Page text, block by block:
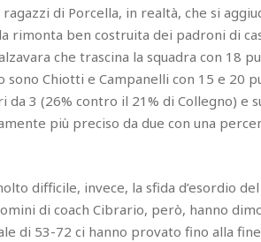
di Porcella, in realtà, che si
rimonta ben costruita dei padroni di
che trascina la squadra con 18
sono Chiotti e Campanelli con 15 e 20
da 3 (26% contro il 21% di Collegno) e
più preciso da due con una
difficile, invece, la sfida d’esordio
di coach Cibrario, però, hanno
di 53-72 ci hanno provato fino alla